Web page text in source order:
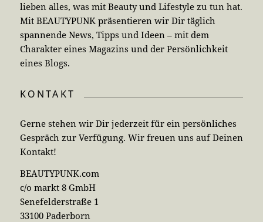
lieben alles, was mit Beauty und Lifestyle zu tun hat.
Mit BEAUTYPUNK präsentieren wir Dir täglich
spannende News, Tipps und Ideen – mit dem
Charakter eines Magazins und der Persönlichkeit
eines Blogs.
KONTAKT
Gerne stehen wir Dir jederzeit für ein persönliches
Gespräch zur Verfügung. Wir freuen uns auf Deinen
Kontakt!
BEAUTYPUNK.com
c/o markt 8 GmbH
Senefelderstraße 1
33100 Paderborn